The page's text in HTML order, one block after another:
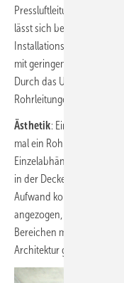
Pressluftleitungen bei
lässt sich bei Bedarf
Installationsebene
mit geringem Abstand
Durch das Unterhängen
Rohrleitungen auf einer
Ästhetik: Ein guter
mal ein Rohr etwas schief
Einzelabhängung
in der Decke. Bei
Aufwand korrigieren bzw.
angezogen, wenn alle
Bereichen mit
Architektur gestellt werden.